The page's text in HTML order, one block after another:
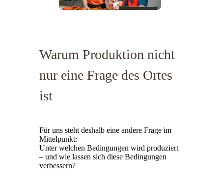
Warum Produktion nicht
nur eine Frage des Ortes
ist
Für uns steht deshalb eine andere Frage im
Mittelpunkt:
Unter welchen Bedingungen wird produziert
– und wie lassen sich diese Bedingungen
verbessern?